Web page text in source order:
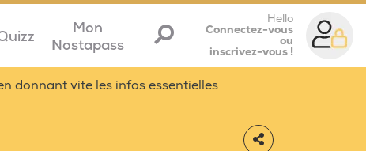
Mon
Nostapass
Hello
Connectez-vous
ou
inscrivez-vous !
donnant vite les infos essentielles